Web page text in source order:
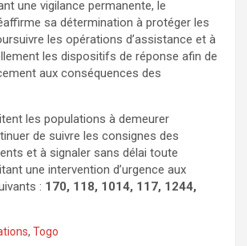
une vigilance permanente, le
sa détermination à protéger les
les opérations d’assistance et à
les dispositifs de réponse afin de
aux conséquences des
les populations à demeurer
de suivre les consignes des
et à signaler sans délai toute
une intervention d’urgence aux
: 170, 118, 1014, 117, 1244,
, Togo